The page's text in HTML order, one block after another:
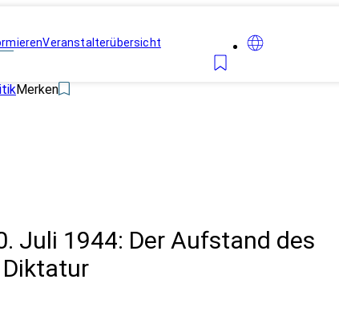
Veranstalterübersicht
Merken
Juli 1944: Der Aufstand des
Diktatur